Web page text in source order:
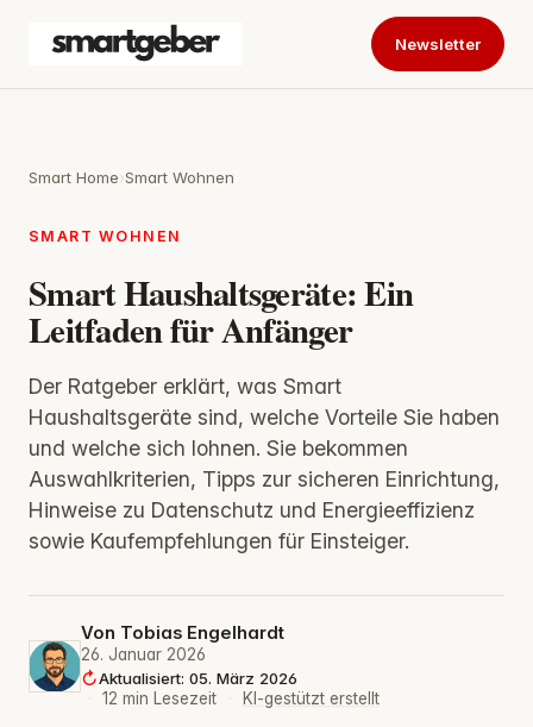
Newsletter
Smart Home›Smart Wohnen
SMART WOHNEN
Smart Haushaltsgeräte: Ein
Leitfaden für Anfänger
Der Ratgeber erklärt, was Smart
Haushaltsgeräte sind, welche Vorteile Sie haben
und welche sich lohnen. Sie bekommen
Auswahlkriterien, Tipps zur sicheren Einrichtung,
Hinweise zu Datenschutz und Energieeffizienz
sowie Kaufempfehlungen für Einsteiger.
Von Tobias Engelhardt
26. Januar 2026
Aktualisiert: 05. März 2026
·
12 min Lesezeit · KI-gestützt erstellt